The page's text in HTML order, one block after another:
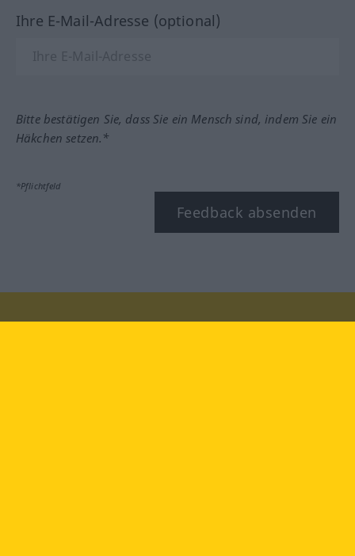
Ihre E-Mail-Adresse (optional)
Bitte bestätigen Sie, dass Sie ein Mensch sind, indem Sie ein
Häkchen setzen.*
*Pflichtfeld
Feedback absenden